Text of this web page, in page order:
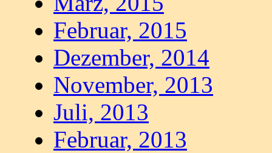
Februar, 2015
Dezember, 2014
November, 2013
Juli, 2013
Februar, 2013